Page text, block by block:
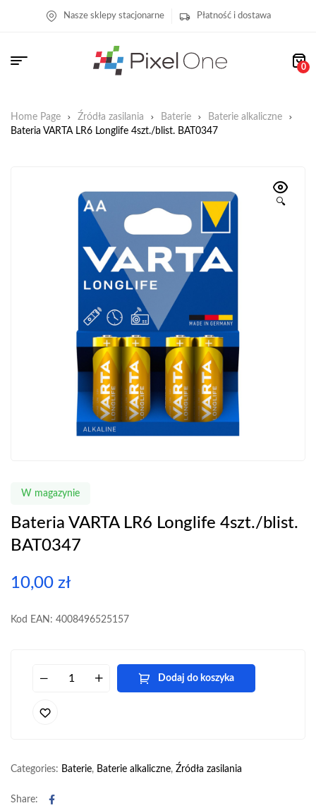
Nasze sklepy stacjonarne Płatność i dostawa
0
Home Page Źródła zasilania Baterie
Baterie alkaliczne
Bateria VARTA LR6 Longlife 4szt./blist. BAT0347
🔍
W magazynie
Bateria VARTA LR6 Longlife 4szt./blist.
BAT0347
10,00 zł
Kod EAN: 4008496525157
Dodaj do koszyka
Categories: Baterie, Baterie alkaliczne, Źródła zasilania
Share: Facebook